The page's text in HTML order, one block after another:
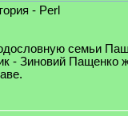
- Perl
семьи
- Зиновий Пащенко